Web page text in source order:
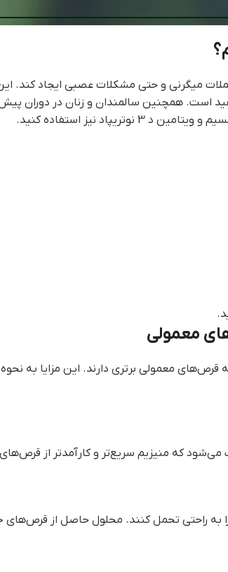
میگرنی و حتی مشکلات عصبی ایجاد کند.
الکل دارند، بسیار مفید است. همچنین سالمندان
نیز استفاده کنید.
معمولی
معمولی برتری دارند. این مزایا به
که منیزیم سریع‌تر و کارآمدتر از
راحتی تحمل کنند. محلول حاصل از قرص‌های